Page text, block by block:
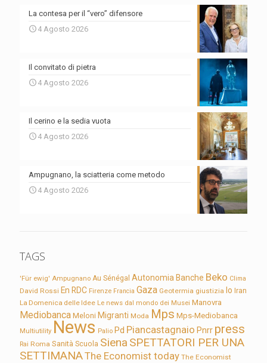
La contesa per il “vero” difensore
4 Agosto 2026
Il convitato di pietra
4 Agosto 2026
Il cerino e la sedia vuota
4 Agosto 2026
Ampugnano, la sciatteria come metodo
4 Agosto 2026
TAGS
'Für ewig' Ampugnano Au Sénégal Autonomia Banche Beko Clima
David Rossi En RDC Firenze Francia Gaza Geotermia giustizia Io Iran
La Domenica delle Idee Le news dal mondo dei Musei Manovra
Mediobanca Meloni Migranti Moda Mps Mps-Mediobanca
Multiutility News Palio Pd Piancastagnaio Pnrr press
Rai Roma Sanità Scuola Siena SPETTATORI PER UNA
SETTIMANAThe Economist today The Economist